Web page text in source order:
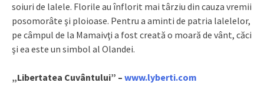
soiuri de lalele. Florile au înflorit mai târziu din cauza vremii
posomorâte şi ploioase. Pentru a aminti de patria lalelelor,
pe câmpul de la Mamaivţi a fost creată o moară de vânt, căci
şi ea este un simbol al Olandei.
„Libertatea Cuvântului” – www.lyberti.com